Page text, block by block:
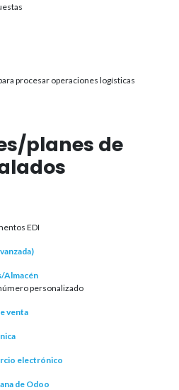
procesar operaciones logísticas
planes de
EDI
Almacén
personalizado
venta
electrónico
de Odoo